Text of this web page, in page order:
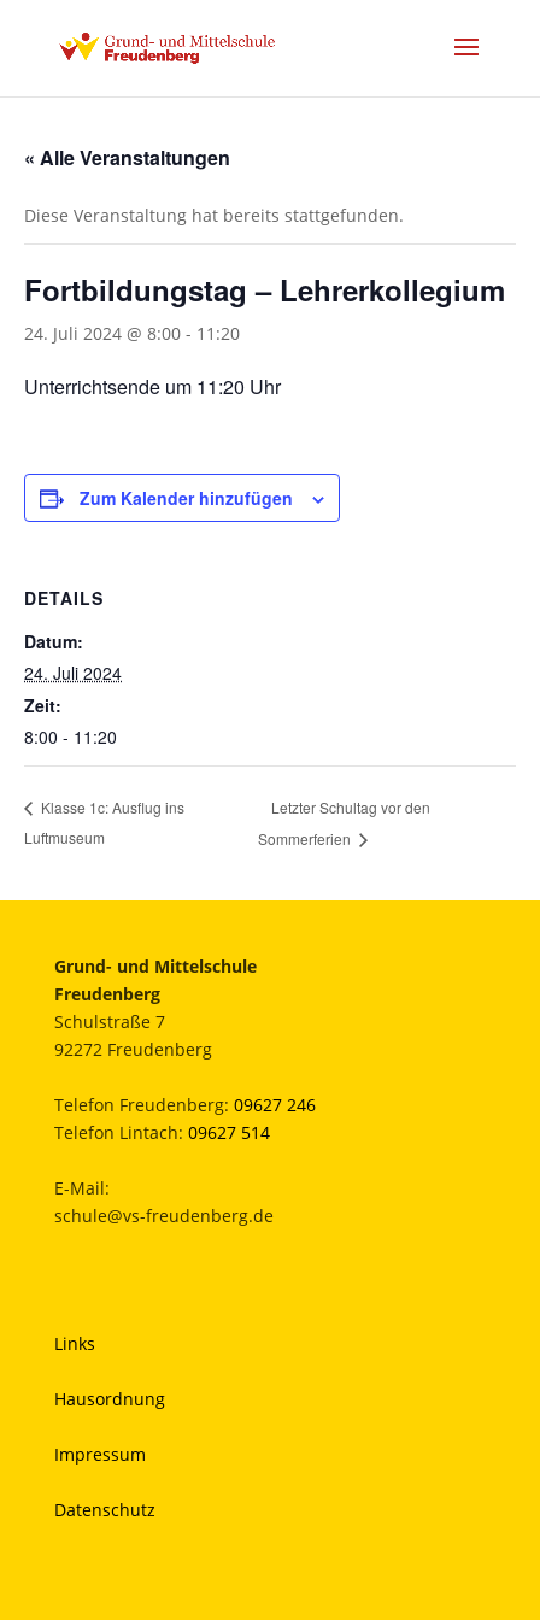
« Alle Veranstaltungen
Diese Veranstaltung hat bereits stattgefunden.
Fortbildungstag – Lehrerkollegium
24. Juli 2024 @ 8:00 - 11:20
Unterrichtsende um 11:20 Uhr
Zum Kalender hinzufügen
DETAILS
Datum:
24. Juli 2024
Zeit:
8:00 - 11:20
Klasse 1c: Ausflug ins
Luftmuseum
Letzter Schultag vor den
Sommerferien
Grund- und Mittelschule
Freudenberg
Schulstraße 7
92272 Freudenberg
Telefon Freudenberg: 09627 246
Telefon Lintach: 09627 514
E-Mail:
schule@vs-freudenberg.de
Links
Hausordnung
Impressum
Datenschutz